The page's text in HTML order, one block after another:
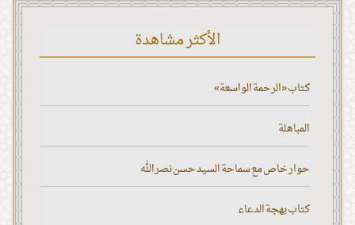
الأكثر مشاهدة
كتاب «الرحمة الواسعة»
المباهلة
حوار خاص مع سماحة السيد حسن نصر الله
كتاب بهجة الدعاء